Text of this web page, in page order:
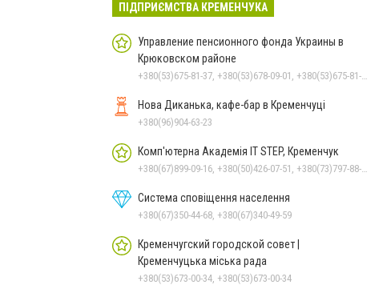
ПІДПРИЄМСТВА КРЕМЕНЧУКА
Управление пенсионного фонда Украины в
Крюковском районе
+380(53)675-81-37, +380(53)678-09-01, +380(53)675-81-32, +380(53)675-81-40, +380(53)675-81-33, +380(53)675-81-38, +380(53)675-81-31, +380(53)678-08-87
Нова Диканька, кафе-бар в Кременчуці
+380(96)904-63-23
Комп'ютерна Академія IT STEP, Кременчук
+380(67)899-09-16, +380(50)426-07-51, +380(73)797-88-17
Система сповіщення населення
+380(67)350-44-68, +380(67)340-49-59
Кременчугский городской совет |
Кременчуцька міська рада
+380(53)673-00-34, +380(53)673-00-34